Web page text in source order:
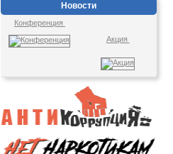
Новости
Конференция
Акция